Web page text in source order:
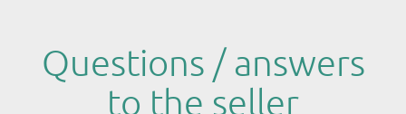
Questions / answers
to the seller